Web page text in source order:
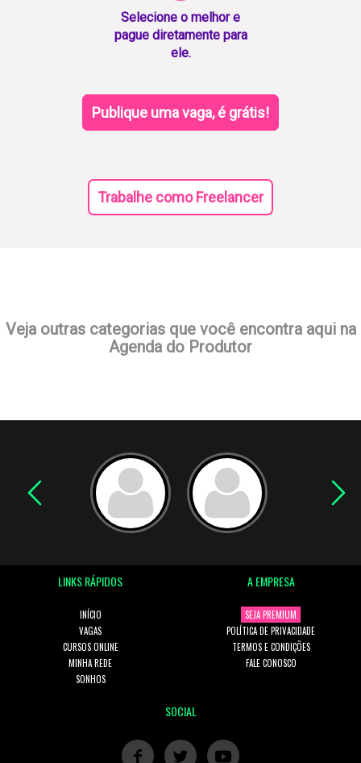
Selecione o melhor e
pague diretamente para
ele.
Publique uma vaga, é grátis!
Trabalhe como Freelancer
Veja outras categorias que você encontra aqui na
Agenda do Produtor
LINKS RÁPIDOS
INÍCIO
VAGAS
CURSOS ONLINE
MINHA REDE
SONHOS
A EMPRESA
SEJA PREMIUM
POLÍTICA DE PRIVACIDADE
TERMOS E CONDIÇÕES
FALE CONOSCO
SOCIAL